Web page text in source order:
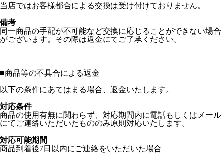
当店ではお客様都合による交換は受け付けておりません。
備考
同一商品の手配が不可能など交換に応じることができない場合
がございます。その際は返金にてご了承ください。
■商品等の不具合による返金
以下の条件にあてはまる場合、返金いたします。
対応条件
商品の使用有無に関わらず、対応期間内に電話もしくはメール
にてご連絡いただいたもののみ原則対応いたします。
対応可能期間
商品到着後7日以内にご連絡をいただいた場合